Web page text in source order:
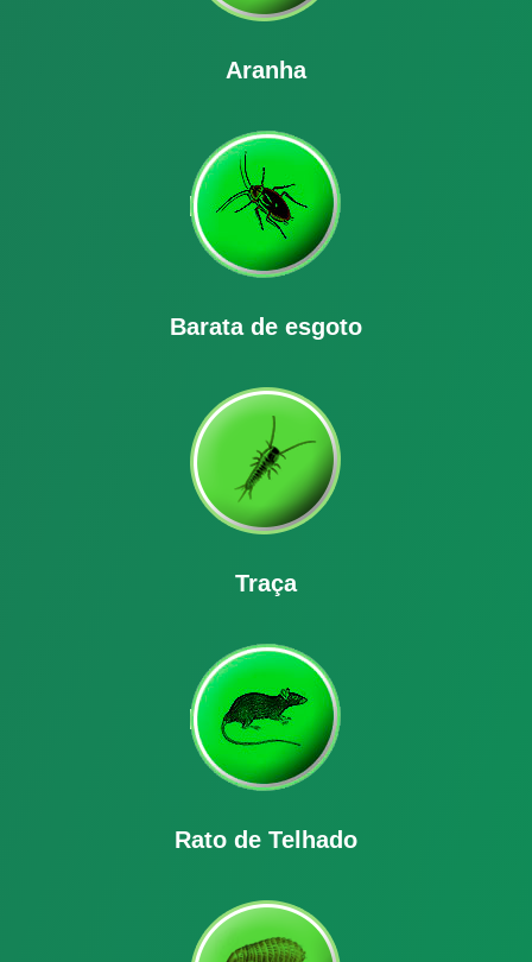
Aranha
Barata de esgoto
Traça
Rato de Telhado